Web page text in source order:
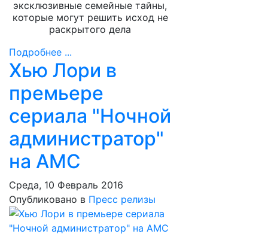
эксклюзивные семейные тайны,
которые могут решить исход не
раскрытого дела
Подробнее ...
Хью Лори в
премьере
сериала "Ночной
администратор"
на AMC
Среда, 10 Февраль 2016
Опубликовано в Пресс релизы